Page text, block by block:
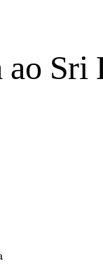
ao Sri